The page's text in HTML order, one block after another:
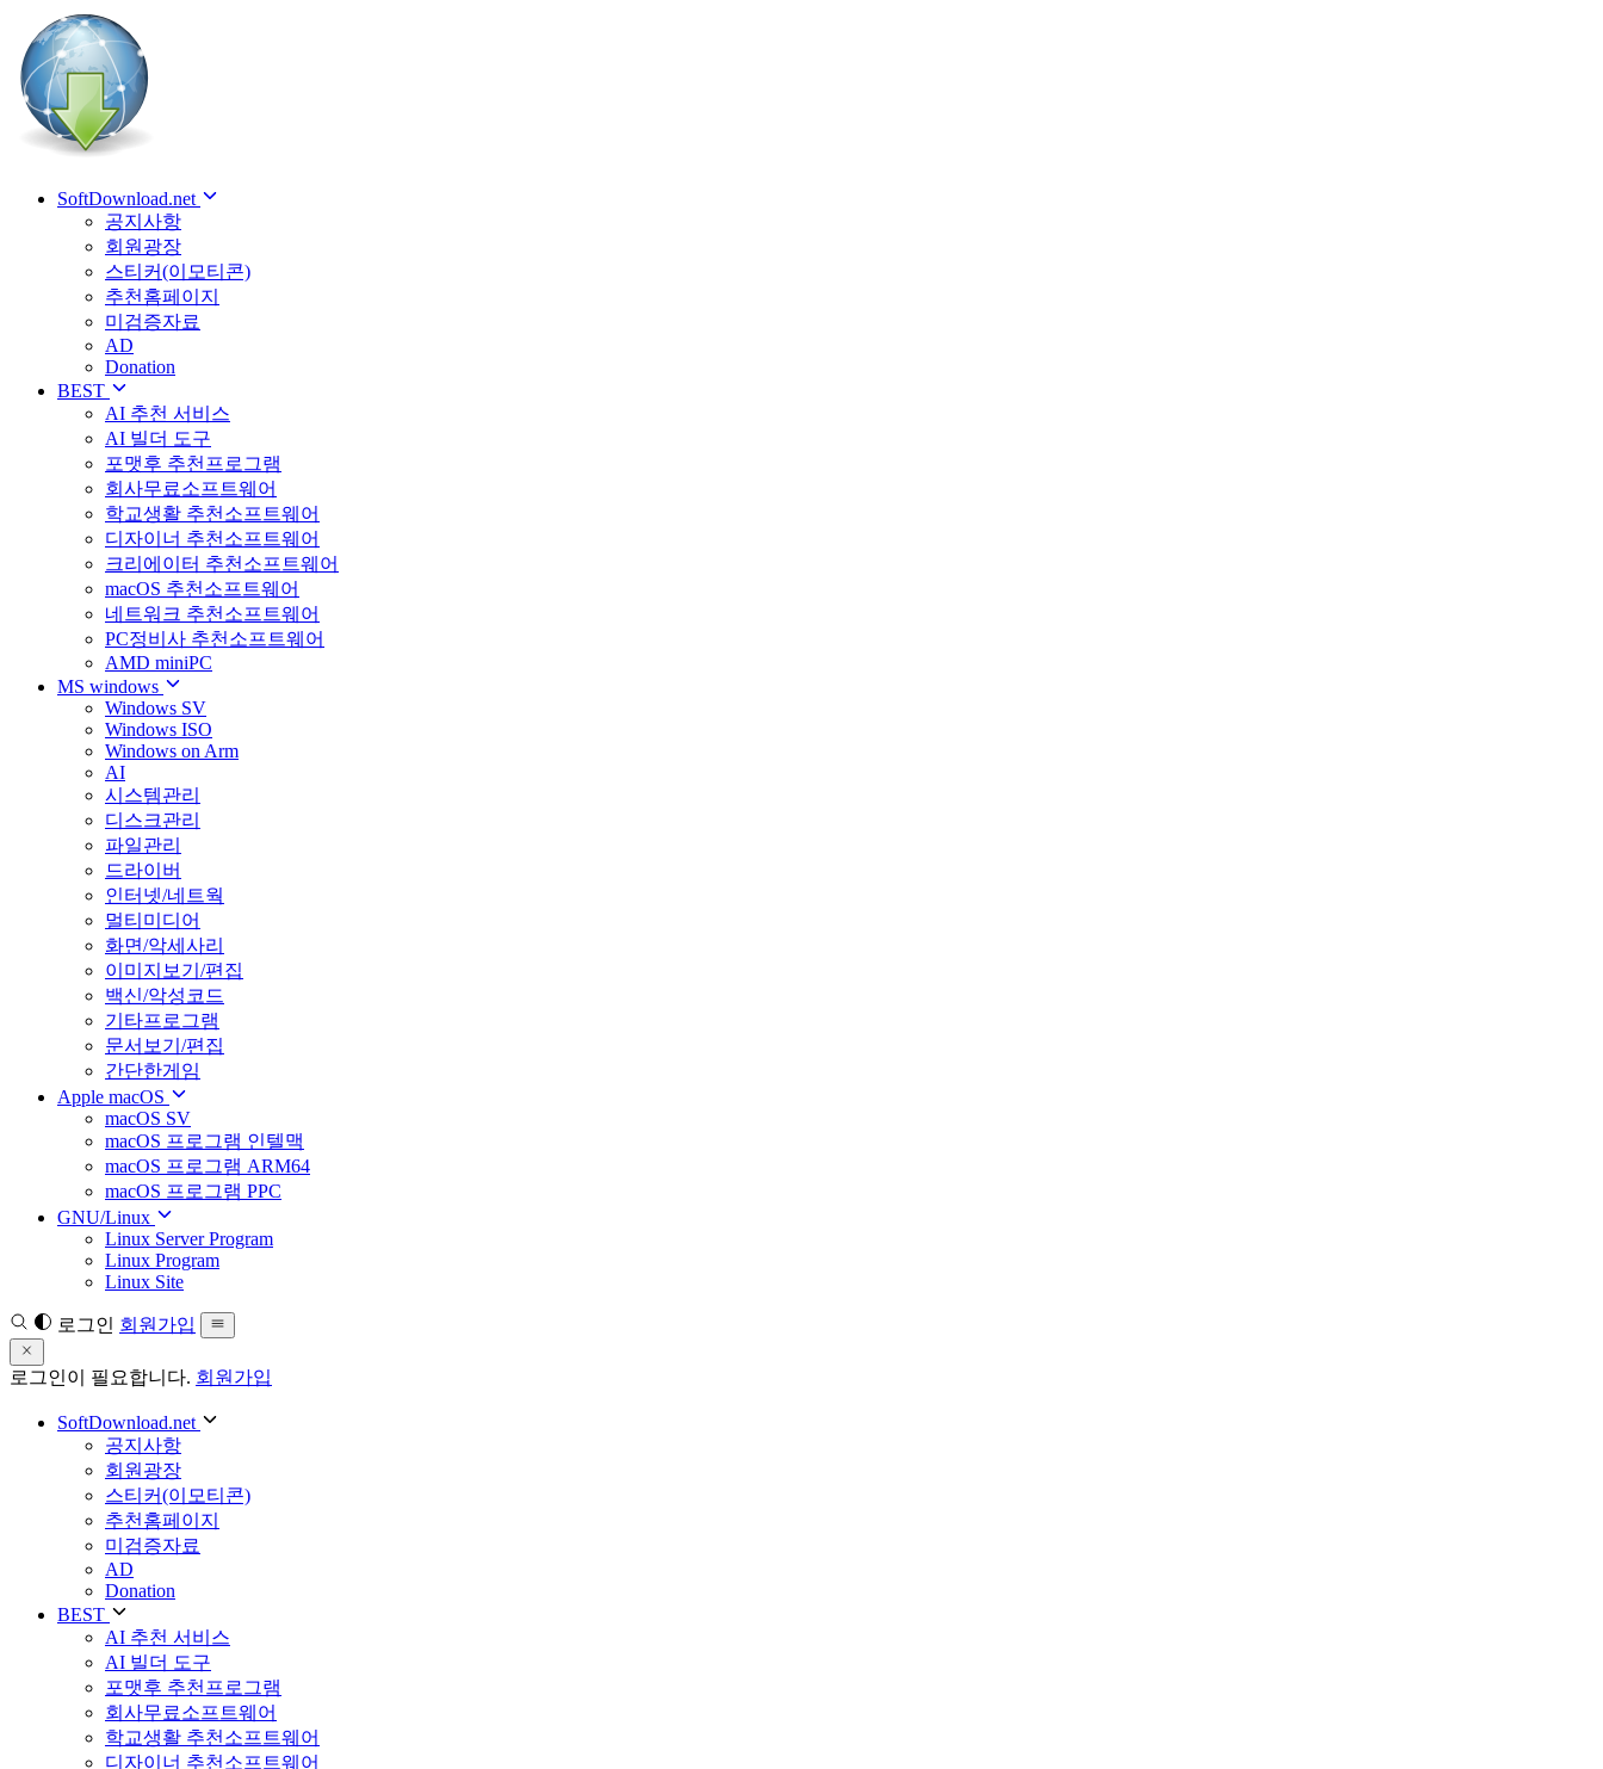
SoftDownload.net
공지사항
회원광장
스티커(이모티콘)
추천홈페이지
미검증자료
AD
Donation
BEST
AI 추천 서비스
AI 빌더 도구
포맷후 추천프로그램
회사무료소프트웨어
학교생활 추천소프트웨어
디자이너 추천소프트웨어
크리에이터 추천소프트웨어
macOS 추천소프트웨어
네트워크 추천소프트웨어
PC정비사 추천소프트웨어
AMD miniPC
MS windows
Windows SV
Windows ISO
Windows on Arm
AI
시스템관리
디스크관리
파일관리
드라이버
인터넷/네트웍
멀티미디어
화면/악세사리
이미지보기/편집
백신/악성코드
기타프로그램
문서보기/편집
간단한게임
Apple macOS
macOS SV
macOS 프로그램 인텔맥
macOS 프로그램 ARM64
macOS 프로그램 PPC
GNU/Linux
Linux Server Program
Linux Program
Linux Site
로그인 회원가입
로그인이 필요합니다. 회원가입
SoftDownload.net
공지사항
회원광장
스티커(이모티콘)
추천홈페이지
미검증자료
AD
Donation
BEST
AI 추천 서비스
AI 빌더 도구
포맷후 추천프로그램
회사무료소프트웨어
학교생활 추천소프트웨어
디자이너 추천소프트웨어